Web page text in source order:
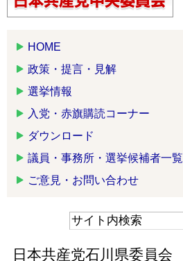
HOME
政策・提言・見解
選挙情報
入党・赤旗購読コーナー
ダウンロード
議員・事務所・選挙候補者一覧
ご意見・お問い合わせ
日本共産党石川県委員会